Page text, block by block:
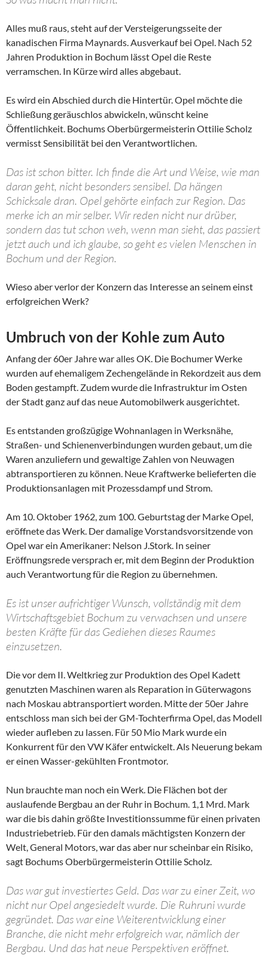
Alles muß raus, steht auf der Versteigerungsseite der
kanadischen Firma Maynards. Ausverkauf bei Opel. Nach 52
Jahren Produktion in Bochum lässt Opel die Reste
verramschen. In Kürze wird alles abgebaut.
Es wird ein Abschied durch die Hintertür. Opel möchte die
Schließung geräuschlos abwickeln, wünscht keine
Öffentlichkeit. Bochums Oberbürgermeisterin Ottilie Scholz
vermisst Sensibilität bei den Verantwortlichen.
Das ist schon bitter. Ich finde die Art und Weise, wie man
daran geht, nicht besonders sensibel. Da hängen
Schicksale dran. Opel gehörte einfach zur Region. Das
merke ich an mir selber. Wir reden nicht nur drüber,
sondern das tut schon weh, wenn man sieht, das passiert
jetzt auch und ich glaube, so geht es vielen Menschen in
Bochum und der Region.
Wieso aber verlor der Konzern das Interesse an seinem einst
erfolgreichen Werk?
Umbruch von der Kohle zum Auto
Anfang der 60er Jahre war alles OK. Die Bochumer Werke
wurden auf ehemaligem Zechengelände in Rekordzeit aus dem
Boden gestampft. Zudem wurde die Infrastruktur im Osten
der Stadt ganz auf das neue Automobilwerk ausgerichtet.
Es entstanden großzügige Wohnanlagen in Werksnähe,
Straßen- und Schienenverbindungen wurden gebaut, um die
Waren anzuliefern und gewaltige Zahlen von Neuwagen
abtransportieren zu können. Neue Kraftwerke belieferten die
Produktionsanlagen mit Prozessdampf und Strom.
Am 10. Oktober 1962, zum 100. Geburtstag der Marke Opel,
eröffnete das Werk. Der damalige Vorstandsvorsitzende von
Opel war ein Amerikaner: Nelson J.Stork. In seiner
Eröffnungsrede versprach er, mit dem Beginn der Produktion
auch Verantwortung für die Region zu übernehmen.
Es ist unser aufrichtiger Wunsch, vollständig mit dem
Wirtschaftsgebiet Bochum zu verwachsen und unsere
besten Kräfte für das Gediehen dieses Raumes
einzusetzen.
Die vor dem II. Weltkrieg zur Produktion des Opel Kadett
genutzten Maschinen waren als Reparation in Güterwagons
nach Moskau abtransportiert worden. Mitte der 50er Jahre
entschloss man sich bei der GM-Tochterfirma Opel, das Modell
wieder aufleben zu lassen. Für 50 Mio Mark wurde ein
Konkurrent für den VW Käfer entwickelt. Als Neuerung bekam
er einen Wasser-gekühlten Frontmotor.
Nun brauchte man noch ein Werk. Die Flächen bot der
auslaufende Bergbau an der Ruhr in Bochum. 1,1 Mrd. Mark
war die bis dahin größte Investitionssumme für einen privaten
Industriebetrieb. Für den damals mächtigsten Konzern der
Welt, General Motors, war das aber nur scheinbar ein Risiko,
sagt Bochums Oberbürgermeisterin Ottilie Scholz.
Das war gut investiertes Geld. Das war zu einer Zeit, wo
nicht nur Opel angesiedelt wurde. Die Ruhruni wurde
gegründet. Das war eine Weiterent­wicklung einer
Branche, die nicht mehr erfolgreich war, nämlich der
Bergbau. Und das hat neue Perspektiven eröffnet.